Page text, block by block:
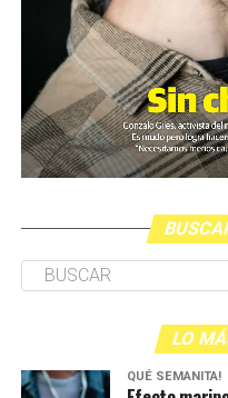
LO
QUÉ SEMANITA!